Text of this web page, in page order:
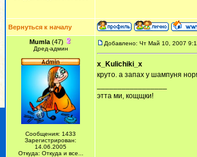
Вернуться к началу
Mumla (47)
Дред-админ
Сообщения: 1433
Зарегистрирован:
14.06.2005
Откуда: Откуда и все...
Добавлено: Чт Май 10, 2007
x_Kulichiki_x
круто. а запах у шампуня
этта ми, кощщки!